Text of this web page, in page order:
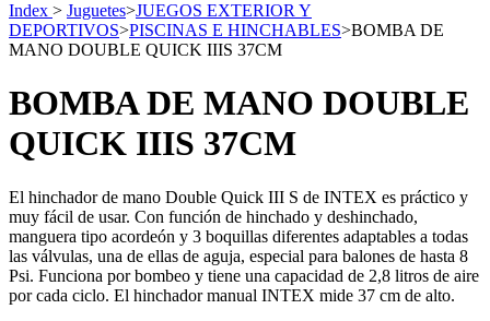
Index > Juguetes>JUEGOS EXTERIOR Y
DEPORTIVOS>PISCINAS E HINCHABLES>BOMBA DE
MANO DOUBLE QUICK IIIS 37CM
BOMBA DE MANO DOUBLE
QUICK IIIS 37CM
El hinchador de mano Double Quick III S de INTEX es práctico y
muy fácil de usar. Con función de hinchado y deshinchado,
manguera tipo acordeón y 3 boquillas diferentes adaptables a todas
las válvulas, una de ellas de aguja, especial para balones de hasta 8
Psi. Funciona por bombeo y tiene una capacidad de 2,8 litros de aire
por cada ciclo. El hinchador manual INTEX mide 37 cm de alto.